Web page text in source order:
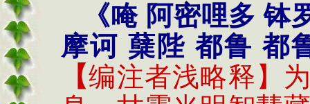
《唵 阿密哩多
摩诃 蘖陛 都鲁 都
【编注者浅略释】